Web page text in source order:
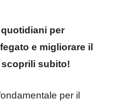
per
e migliorare il
scoprili subito!
per il